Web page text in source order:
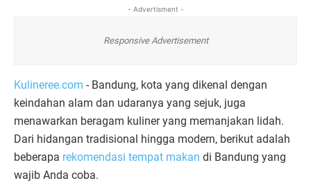
- Advertisment -
Responsive Advertisement
Kulineree.com - Bandung, kota yang dikenal dengan
keindahan alam dan udaranya yang sejuk, juga
menawarkan beragam kuliner yang memanjakan lidah.
Dari hidangan tradisional hingga modern, berikut adalah
beberapa rekomendasi tempat makan di Bandung yang
wajib Anda coba.